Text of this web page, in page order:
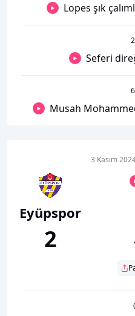
Lopes şık
Seferi
Musah
Eyüpspor
2
3 Kasım